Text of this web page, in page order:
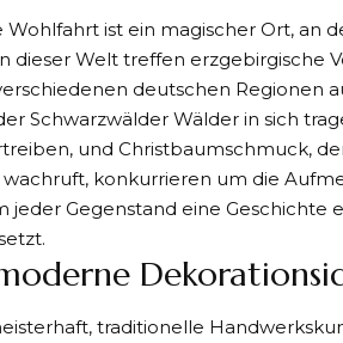
ist ein magischer Ort, an
dieser Welt treffen erzgebirgische
deutschen Regionen
Schwarzwälder Wälder in sich
und Christbaumschmuck,
konkurrieren um die
jeder Gegenstand eine Geschichte
traditionelle